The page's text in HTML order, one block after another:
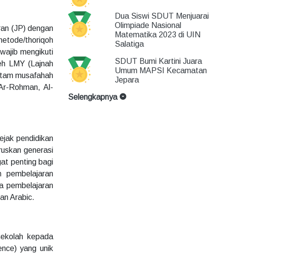
(JP) dengan
thoriqoh
mengikuti
LMY (Lajnah
musafahah
Rohman, Al-
pendidikan
generasi
penting bagi
pembelajaran
pembelajaran
Arabic.
kepada
yang unik
Dua Siswi SDUT Menjuarai
Olimpiade Nasional
Matematika 2023 di UIN
Salatiga
SDUT Bumi Kartini Juara
Umum MAPSI Kecamatan
Jepara
Selengkapnya